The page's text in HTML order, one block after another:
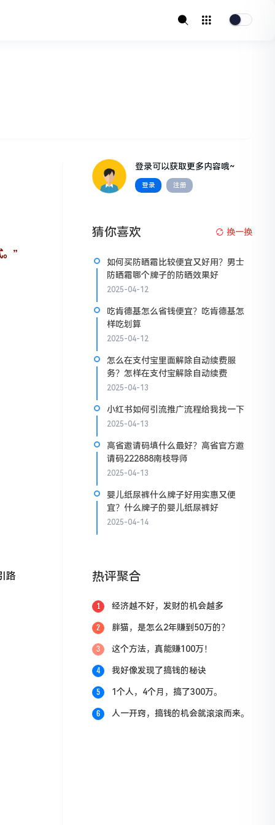
。”
路
登录可以获取更多内容哦~
登录 注册
猜你喜欢 换一换
如何买防晒霜比较便宜又好用？男士
防晒霜哪个牌子的防晒效果好
2025-04-12
吃肯德基怎么省钱便宜？吃肯德基怎
样吃划算
2025-04-12
怎么在支付宝里面解除自动续费服
务？怎样在支付宝解除自动续费
2025-04-13
小红书如何引流推广流程给我找一下
2025-04-13
高省邀请码填什么最好？高省官方邀
请码222888南枝导师
2025-04-13
婴儿纸尿裤什么牌子好用实惠又便
宜？什么牌子的婴儿纸尿裤好
2025-04-14
热评聚合
1 经济越不好，发财的机会越多
2 胖猫，是怎么2年赚到50万的？
3 这个方法，真能赚100万！
4 我好像发现了搞钱的秘诀
5 1个人，4个月，搞了300万。
6 人一开窍，搞钱的机会就滚滚而来。